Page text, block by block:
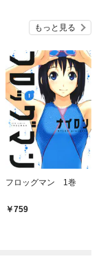
もっと見る
フロッグマン 1巻
759